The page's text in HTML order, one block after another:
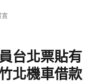
言
台北票貼有
北機車借款